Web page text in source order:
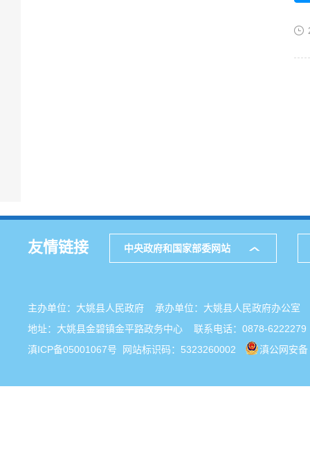
友情链接 中央政府和国家部委网站
主办单位：大姚县人民政府 承办单位：大姚县人民政府办公
地址：大姚县金碧镇金平路政务中心 联系电话：0878-6222279
滇ICP备05001067号 网站标识码：5323260002 滇公网安